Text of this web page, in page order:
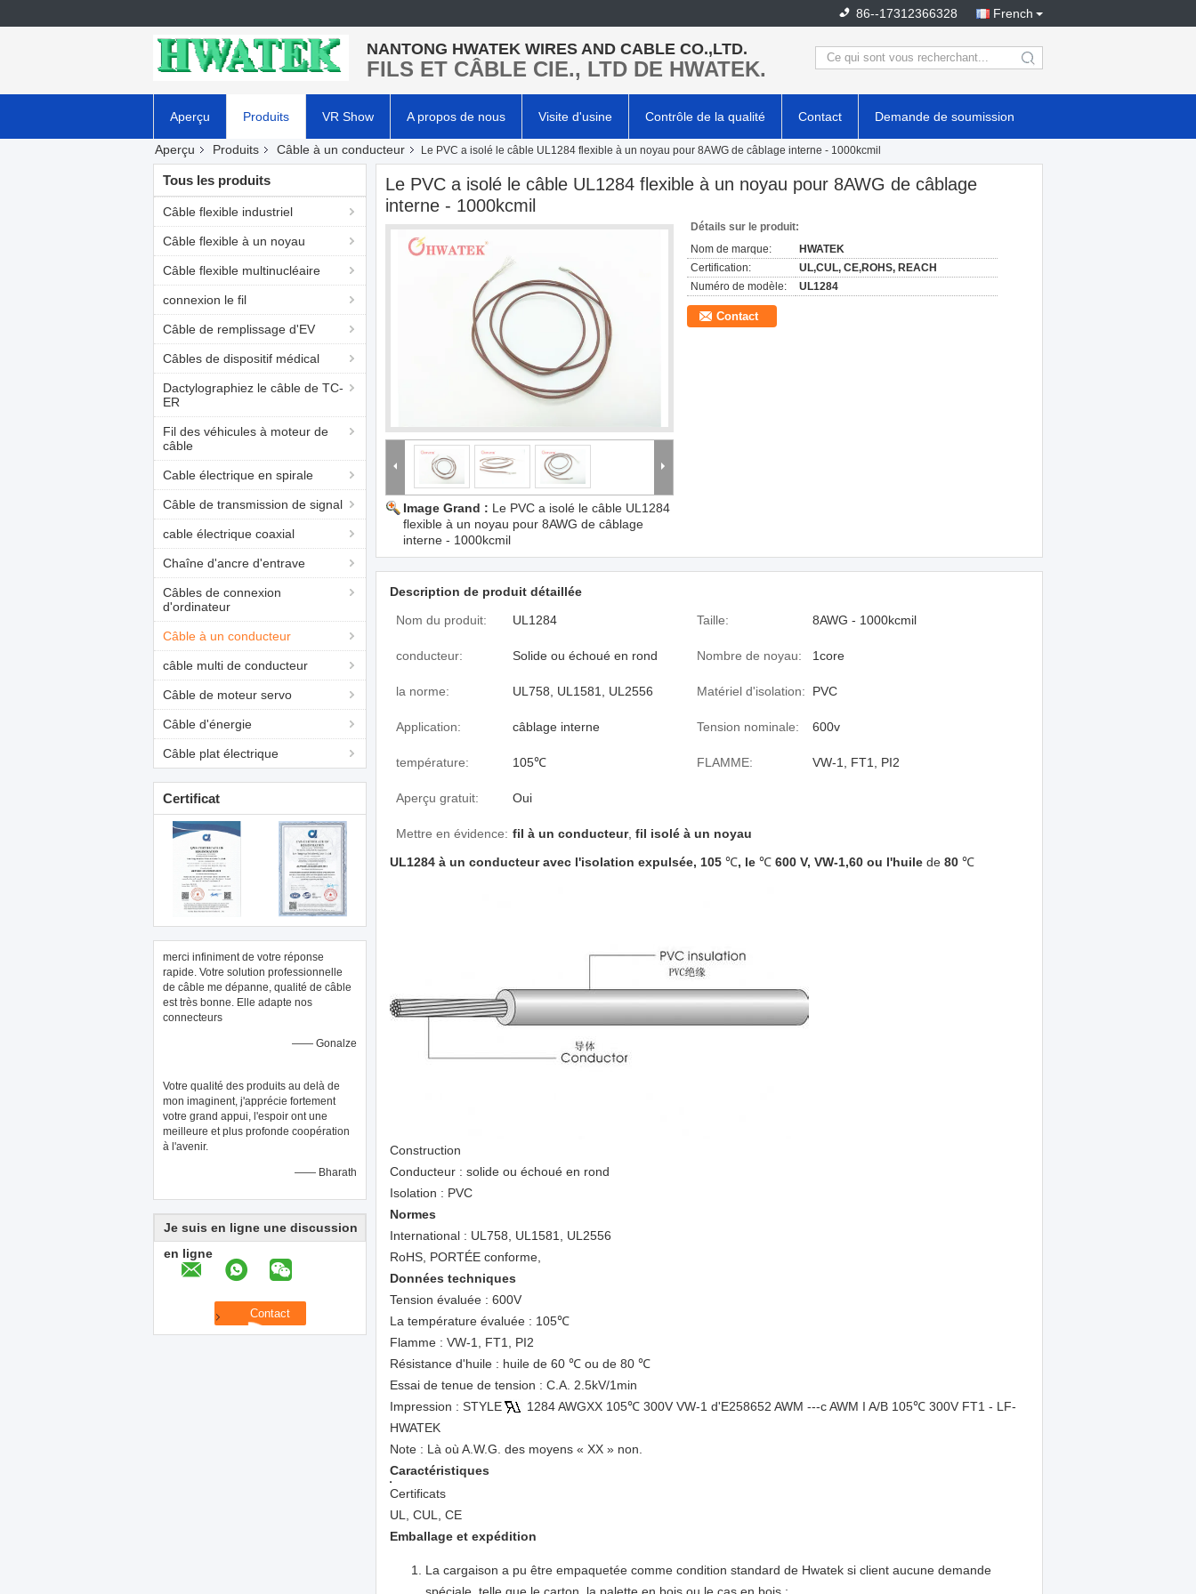
French
86--17312366328
NANTONG HWATEK WIRES AND CABLE CO.,LTD.
FILS ET CÂBLE CIE., LTD DE HWATEK. search
Aperçu Produits VR Show A propos de nous Visite d'usine Contrôle de la qualité Contact Demande de soumission
Aperçu Produits Câble à un conducteur Le PVC a isolé le câble UL1284 flexible à un noyau pour 8AWG de câblage interne - 1000kcmil
Tous les produits
Câble flexible industriel
Câble flexible à un noyau
Câble flexible multinucléaire
connexion le fil
Câble de remplissage d'EV
Câbles de dispositif médical
Dactylographiez le câble de TC-
ER
Fil des véhicules à moteur de
câble
Cable électrique en spirale
Câble de transmission de signal
cable électrique coaxial
Chaîne d'ancre d'entrave
Câbles de connexion
d'ordinateur
Câble à un conducteur
câble multi de conducteur
Câble de moteur servo
Câble d'énergie
Câble plat électrique
Certificat
merci infiniment de votre réponse
rapide. Votre solution professionnelle
de câble me dépanne, qualité de câble
est très bonne. Elle adapte nos
connecteurs
—— Gonalze
Votre qualité des produits au delà de
mon imaginent, j'apprécie fortement
votre grand appui, l'espoir ont une
meilleure et plus profonde coopération
à l'avenir.
—— Bharath
Je suis en ligne une discussion
en ligne
Le PVC a isolé le câble UL1284 flexible à un noyau pour 8AWG de câblage
interne - 1000kcmil
Image Grand : Le PVC a isolé le câble UL1284
flexible à un noyau pour 8AWG de câblage
interne - 1000kcmil
Détails sur le produit:
Nom de marque:
HWATEK
Certification:
UL,CUL, CE,ROHS, REACH
Numéro de modèle:
UL1284
Contact
Description de produit détaillée
Nom du produit:
UL1284 Taille: 8AWG - 1000kcmil
conducteur: Solide ou échoué en rond Nombre de noyau: 1core
la norme: UL758, UL1581, UL2556 Matériel d'isolation: PVC
Application: câblage interne Tension nominale: 600v
température: 105℃ FLAMME: VW-1, FT1, PI2
Aperçu gratuit: Oui
Mettre en évidence: fil à un conducteur, fil isolé à un noyau
UL1284 à un conducteur avec l'isolation expulsée, 105 ℃, le ℃ 600 V, VW-1,60 ou l'huile de 80 ℃
Construction
Conducteur : solide ou échoué en rond
Isolation : PVC
Normes
International : UL758, UL1581, UL2556
RoHS, PORTÉE conforme,
Données techniques
Tension évaluée : 600V
La température évaluée : 105℃
Flamme : VW-1, FT1, PI2
Résistance d'huile : huile de 60 ℃ ou de 80 ℃
Essai de tenue de tension : C.A. 2.5kV/1min
Impression : STYLE
1284 AWGXX 105℃ 300V VW-1 d'E258652 AWM ---c AWM I A/B 105℃ 300V FT1 - LF-
HWATEK
Note : Là où A.W.G. des moyens « XX » non.
Caractéristiques
Certificats
UL, CUL, CE
Emballage et expédition
La cargaison a pu être empaquetée comme condition standard de Hwatek si client aucune demande